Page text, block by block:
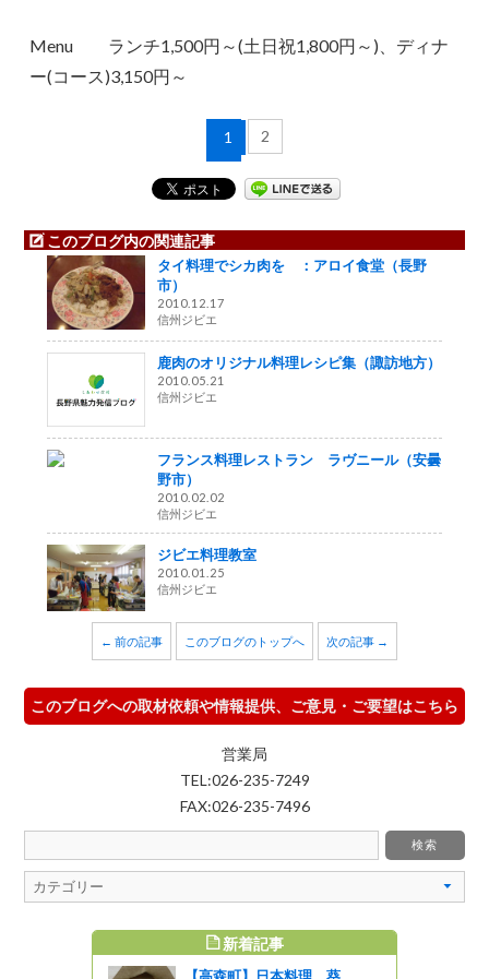
Menu ランチ1,500円～(土日祝1,800円～)、ディナ
ー(コース)3,150円～
1 2
このブログ内の関連記事
タイ料理でシカ肉を ：アロイ食堂（長野
市）
2010.12.17
信州ジビエ
鹿肉のオリジナル料理レシピ集（諏訪地方）
2010.05.21
信州ジビエ
フランス料理レストラン ラヴニール（安曇
野市）
2010.02.02
信州ジビエ
ジビエ料理教室
2010.01.25
信州ジビエ
← 前の記事 このブログのトップへ 次の記事 →
このブログへの取材依頼や情報提供、ご意見・ご要望はこちら
営業局
TEL:026-235-7249
FAX:026-235-7496
新着記事